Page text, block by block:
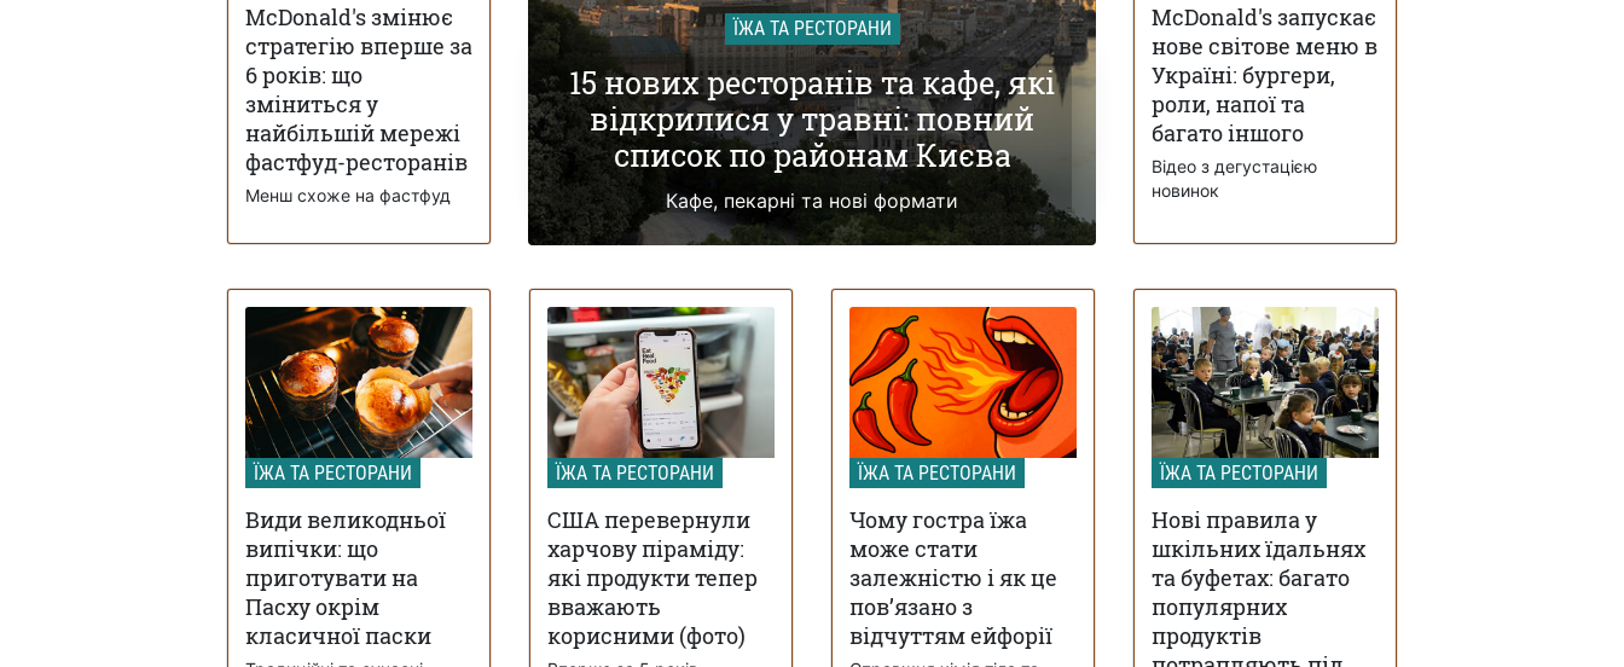
McDonald's змінює
стратегію вперше за
6 років: що
зміниться у
найбільшій мережі
фастфуд-ресторанів
Менш схоже на фастфуд
ЇЖА ТА РЕСТОРАНИ
15 нових ресторанів та кафе, які
відкрилися у травні: повний
список по районам Києва
Кафе, пекарні та нові формати
McDonald's запускає
нове світове меню в
Україні: бургери,
роли, напої та
багато іншого
Відео з дегустацією
новинок
ЇЖА ТА РЕСТОРАНИ
Види великодньої
випічки: що
приготувати на
Пасху окрім
класичної паски
ЇЖА ТА РЕСТОРАНИ
США перевернули
харчову піраміду:
які продукти тепер
вважають
корисними (фото)
ЇЖА ТА РЕСТОРАНИ
Чому гостра їжа
може стати
залежністю і як це
пов’язано з
відчуттям ейфорії
ЇЖА ТА РЕСТОРАНИ
Нові правила у
шкільних їдальнях
та буфетах: багато
популярних
продуктів